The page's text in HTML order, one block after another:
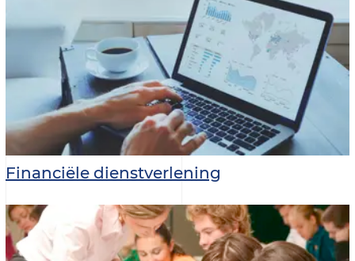
Financiële dienstverlening